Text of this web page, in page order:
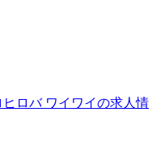
ロバ ワイワイの求人情